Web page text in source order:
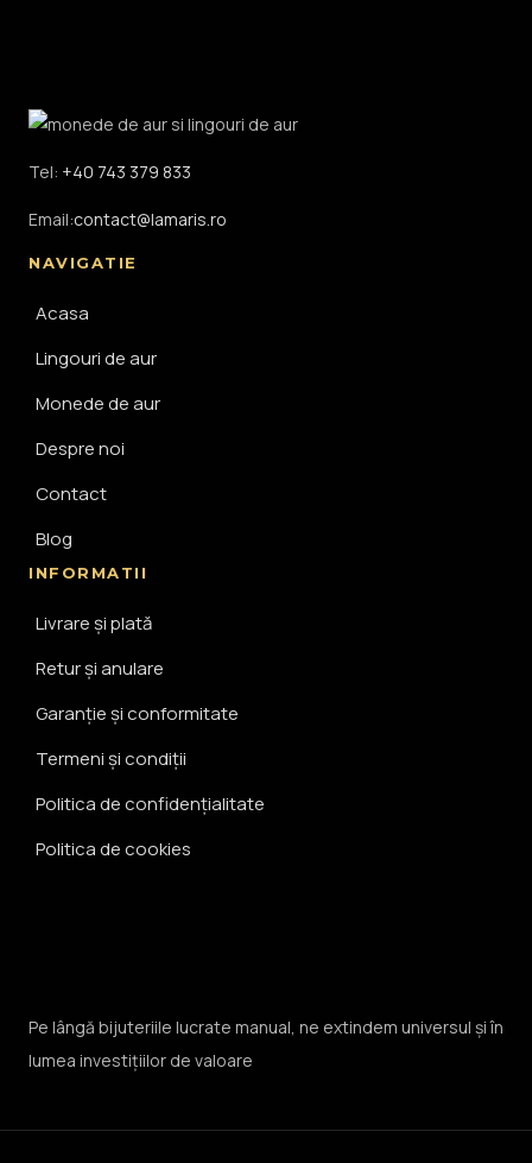
Tel: +40 743 379 833
Email:contact@lamaris.ro
NAVIGATIE
Acasa
Lingouri de aur
Monede de aur
Despre noi
Contact
Blog
INFORMATII
Livrare și plată
Retur și anulare
Garanție și conformitate
Termeni și condiții
Politica de confidențialitate
Politica de cookies
Pe lângă bijuteriile lucrate manual, ne extindem universul și în
lumea investițiilor de valoare